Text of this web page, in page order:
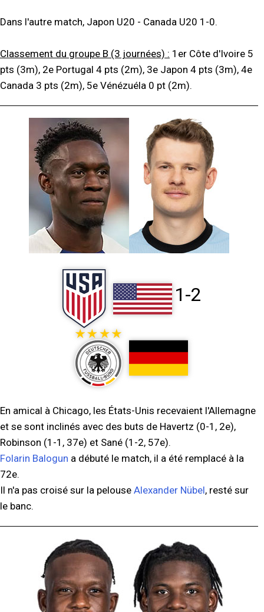
Dans l'autre match, Japon U20 - Canada U20 1-0.
Classement du groupe B (3 journées) : 1er Côte d'Ivoire 5
pts (3m), 2e Portugal 4 pts (2m), 3e Japon 4 pts (3m), 4e
Canada 3 pts (2m), 5e Vénézuéla 0 pt (2m).
1-2
En amical à Chicago, les États-Unis recevaient l'Allemagne
et se sont inclinés avec des buts de Havertz (0-1, 2e),
Robinson (1-1, 37e) et Sané (1-2, 57e).
Folarin Balogun a débuté le match, il a été remplacé à la
72e.
Il n'a pas croisé sur la pelouse Alexander Nübel, resté sur
le banc.